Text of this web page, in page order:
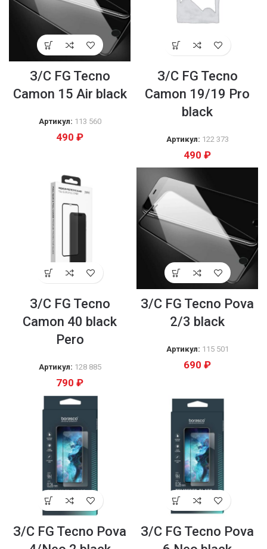
З/С FG Tecno
Camon 15 Air black
Артикул: 113 560
490 ₽
З/С FG Tecno
Camon 19/19 Pro
black
Артикул: 122 373
490 ₽
З/С FG Tecno
Camon 40 black
Pero
Артикул: 128 885
790 ₽
З/С FG Tecno Pova
2/3 black
Артикул: 115 501
690 ₽
З/С FG Tecno Pova
З/С FG Tecno Pova